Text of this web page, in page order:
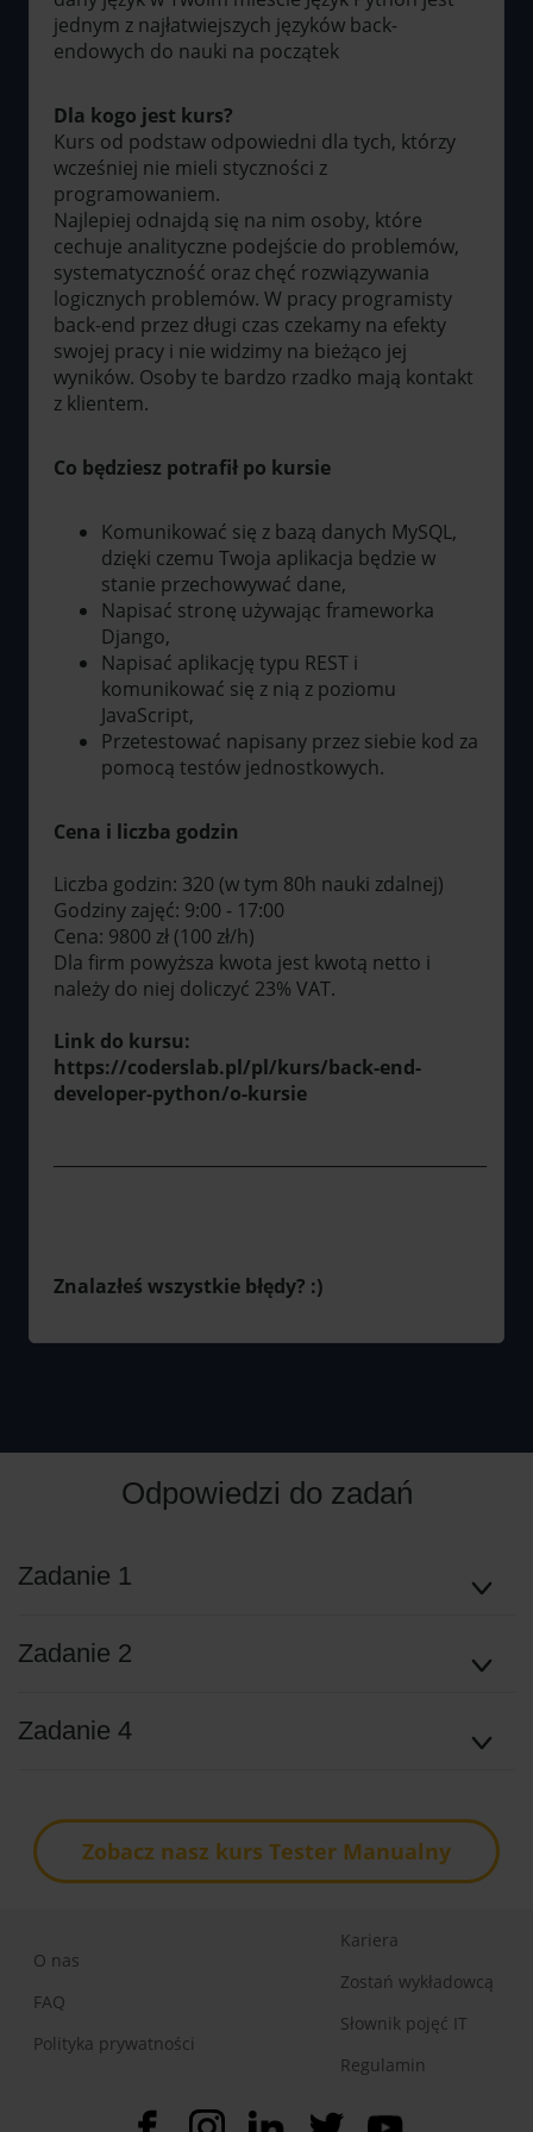
jednym z najłatwiejszych języków back-
endowych do nauki na początek
Dla kogo jest kurs?
Kurs od podstaw odpowiedni dla tych, którzy
wcześniej nie mieli styczności z
programowaniem.
Najlepiej odnajdą się na nim osoby, które
cechuje analityczne podejście do problemów,
systematyczność oraz chęć rozwiązywania
logicznych problemów. W pracy programisty
back-end przez długi czas czekamy na efekty
swojej pracy i nie widzimy na bieżąco jej
wyników. Osoby te bardzo rzadko mają kontakt
z klientem.
Co będziesz potrafił po kursie
Komunikować się z bazą danych MySQL,
dzięki czemu Twoja aplikacja będzie w
stanie przechowywać dane,
Napisać stronę używając frameworka
Django,
Napisać aplikację typu REST i
komunikować się z nią z poziomu
JavaScript,
Przetestować napisany przez siebie kod za
pomocą testów jednostkowych.
Cena i liczba godzin
Liczba godzin: 320 (w tym 80h nauki zdalnej)
Godziny zajęć: 9:00 - 17:00
Cena: 9800 zł (100 zł/h)
Dla firm powyższa kwota jest kwotą netto i
należy do niej doliczyć 23% VAT.
Link do kursu:
https://coderslab.pl/pl/kurs/back-end-
developer-python/o-kursie
Znalazłeś wszystkie błędy? :)
Odpowiedzi do zadań
Zadanie 1
Zadanie 2
Zadanie 4
Zobacz nasz kurs Tester Manualny
O nas
FAQ
Polityka prywatności
Kariera
Zostań wykładowcą
Słownik pojęć IT
Regulamin